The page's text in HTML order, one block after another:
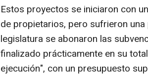
Estos proyectos se iniciaron con
de propietarios, pero sufrieron
legislatura se abonaron las
finalizado prácticamente en su
ejecución", con un presupuesto